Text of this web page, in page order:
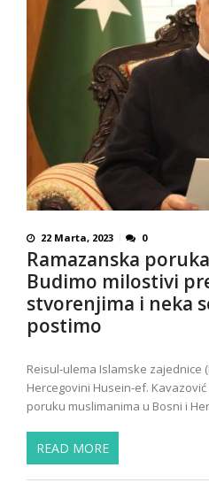
22 Marta, 2023 0
Ramazanska
Budimo milostivi
stvorenjima i neka
postimo
Reisul-ulema Islamske zajednice
Hercegovini Husein-ef.
poruku muslimanima u Bosni i
READ MORE